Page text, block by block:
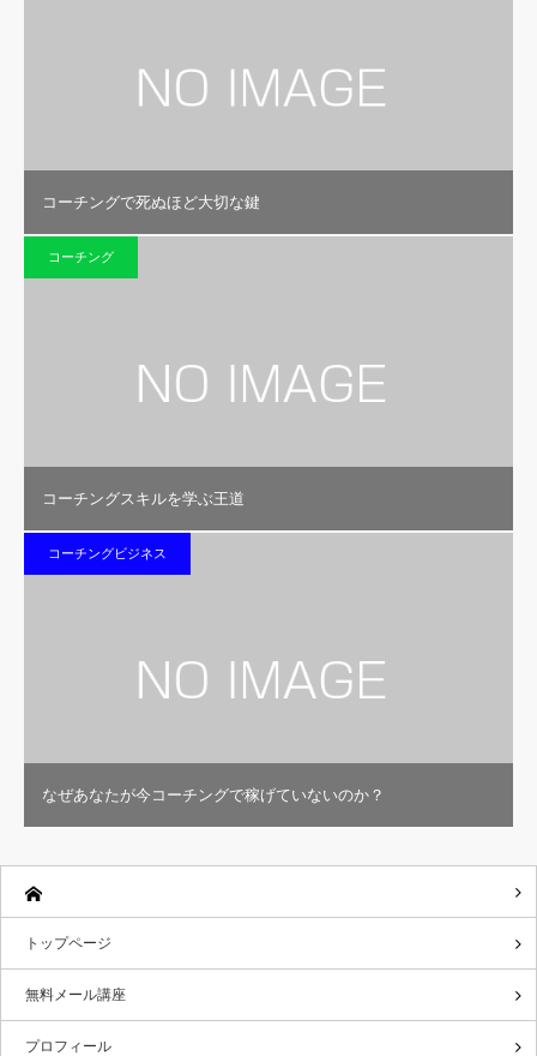
コーチングで死ぬほど大切な鍵
コーチング
コーチングスキルを学ぶ王道
コーチングビジネス
なぜあなたが今コーチングで稼げていないのか？
トップページ
無料メール講座
プロフィール